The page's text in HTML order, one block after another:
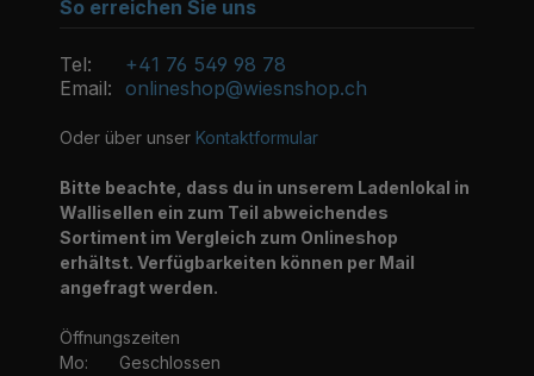
So erreichen Sie uns
Tel:
+41 76 549 98 78
Email: onlineshop@wiesnshop.ch
Oder über unser Kontaktformular
Bitte beachte, dass du in unserem Ladenlokal in
Wallisellen ein zum Teil abweichendes
Sortiment im Vergleich zum Onlineshop
erhältst. Verfügbarkeiten können per Mail
angefragt werden.
Öffnungszeiten
Mo:
Geschlossen